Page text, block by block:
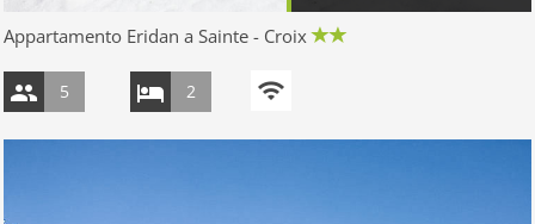
Appartamento Eridan a Sainte - Croix
5 2